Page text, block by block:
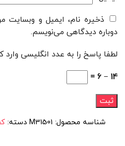
ذخیره نام، ایمیل و وبسایت
دوباره دیدگاهی می‌نویسم.
لطفا پاسخ را به عدد انگلیسی وارد
14 − 6 =
شناسه محصول: M31501 دسته: